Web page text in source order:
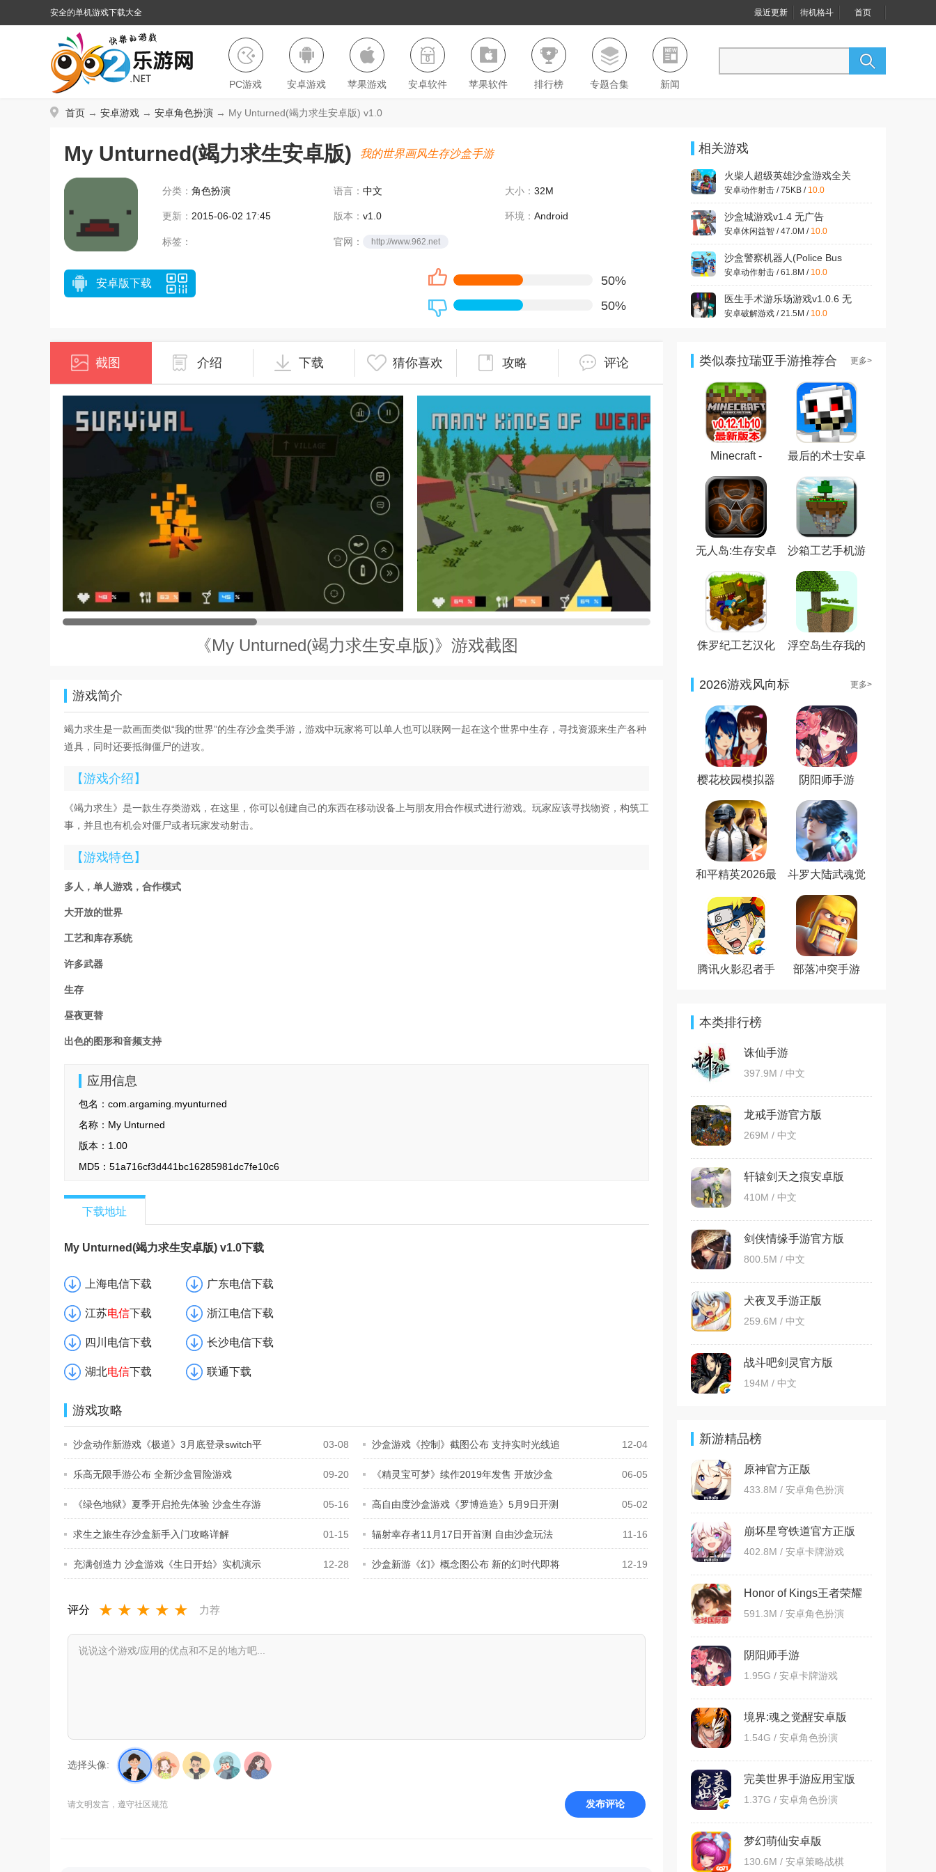
安全的单机游戏下载大全 最近更新 街机格斗 首页
PC游戏 安卓游戏 苹果游戏 安卓软件 苹果软件 排行榜 专题合集 新闻
首页 → 安卓游戏 → 安卓角色扮演 → My Unturned(竭力求生安卓版) v1.0
My Unturned(竭力求生安卓版) 我的世界画风生存沙盒手游
分类： 角色扮演 语言： 中文 大小： 32M
更新： 2015-06-02 17:45 版本： v1.0 环境： Android
标签： 官网： http://www.962.net
安卓版下载
50%
50%
相关游戏
火柴人超级英雄沙盒游戏全关
卡解锁破解版v1.1.1 安卓版
安卓动作射击 / 75KB / 10.0
沙盒城游戏v1.4 无广告
安卓休闲益智 / 47.0M / 10.0
沙盒警察机器人(Police Bus
Robot 2022)破解版v1.17
安卓动作射击 / 61.8M / 10.0
医生手术游乐场游戏v1.0.6 无
广告
安卓破解游戏 / 21.5M / 10.0
安卓休闲益智 / 322.2M /9.9
大话西游手游官方版v1.1.433
安卓最新版
安卓角色扮演 / 1.98G /9.7
王者荣耀官方版v2021最新版
安卓角色扮演 / 1.83G /7.2
截图 介绍 下载 猜你喜欢 攻略 评论
《My Unturned(竭力求生安卓版)》游戏截图
游戏简介
竭力求生是一款画面类似“我的世界”的生存沙盒类手游，游戏中玩家将可以单人也可以联网一起在这个世界中生存，寻找资源来生产各种
道具，同时还要抵御僵尸的进攻。
【游戏介绍】
《竭力求生》是一款生存类游戏，在这里，你可以创建自己的东西在移动设备上与朋友用合作模式进行游戏。玩家应该寻找物资，构筑工
事，并且也有机会对僵尸或者玩家发动射击。
【游戏特色】
多人，单人游戏，合作模式
大开放的世界
工艺和库存系统
许多武器
生存
昼夜更替
出色的图形和音频支持
应用信息
包名： com.argaming.myunturned
名称： My Unturned
版本： 1.00
MD5： 51a716cf3d441bc16285981dc7fe10c6
下载地址
My Unturned(竭力求生安卓版) v1.0下载
上海电信下载 广东电信下载
江苏电信下载 浙江电信下载
四川电信下载 长沙电信下载
湖北电信下载 联通下载
游戏攻略
沙盒动作新游戏《极道》3月底登录switch平 03-08 沙盒游戏《控制》截图公布 支持实时光线追 12-04
乐高无限手游公布 全新沙盒冒险游戏 09-20
《精灵宝可梦》续作2019年发售 开放沙盒
06-05
《绿色地狱》夏季开启抢先体验 沙盒生存游 05-16 高自由度沙盒游戏《罗博造造》5月9日开测 05-02
求生之旅生存沙盒新手入门攻略详解 01-15 辐射幸存者11月17日开首测 自由沙盒玩法 11-16
充满创造力 沙盒游戏《生日开始》实机演示 12-28 沙盒新游《幻》概念图公布 新的幻时代即将 12-19
评分 ★ ★ ★ ★ ★ 力荐
选择头像:
请文明发言，遵守社区规范 发布评论
类似泰拉瑞亚手游推荐合
更多>
Minecraft -
的世界0.12.1测试
版build10
最后的术士安卓
无人岛:生存安卓
沙箱工艺手机游
侏罗纪工艺汉化
浮空岛生存我的
2026游戏风向标 更多>
樱花校园模拟器
新版
阴阳师手游
和平精英2026最
斗罗大陆武魂觉
腾讯火影忍者手
部落冲突手游
本类排行榜
诛仙手游
397.9M / 中文
龙戒手游官方版
269M / 中文
轩辕剑天之痕安卓版
410M / 中文
剑侠情缘手游官方版
800.5M / 中文
犬夜叉手游正版
259.6M / 中文
战斗吧剑灵官方版
194M / 中文
新游精品榜
原神官方正版
433.8M / 安卓角色扮演
崩坏星穹铁道官方正版
402.8M / 安卓卡牌游戏
Honor of Kings王者荣耀
591.3M / 安卓角色扮演
阴阳师手游
1.95G / 安卓卡牌游戏
境界:魂之觉醒安卓版
1.54G / 安卓角色扮演
完美世界手游应用宝版
1.37G / 安卓角色扮演
梦幻萌仙安卓版
130.6M / 安卓策略战棋